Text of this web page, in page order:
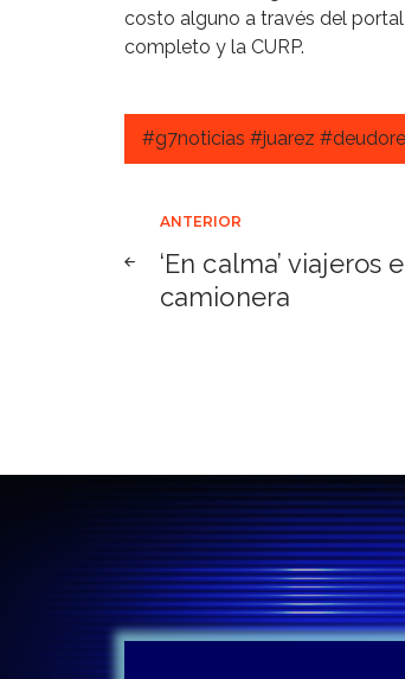
costo alguno a través del
completo y la CURP.
#g7noticias #juarez
de
ANTERIOR
‘En calma’ viajeros
camionera